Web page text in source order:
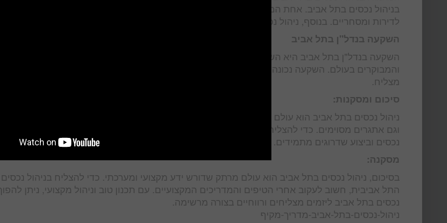
בניהול נכסים בתל אביב. אחת המגמות החשובות היא עליית השכר בעיר תל אביב, שמאופיינת בביקוש
לדירות ומסחריים. בנוסף, ניהול נכסים בתל אביב משתנה בעקבות השינויים הכלכליים והפוליטיים בארץ.
השקעה בנדל"ן בתל אביב
השקעה בנדל"ן בתל אביב היא השקעה מבטיחה ומרתקת. בנדל"ן בתל אביב היא אחת מהשוקים הפורים
והמבוקרים בעולם. השקעה נכונה בנדל"ן בתל אביב עשויה להביא לרווחים גבוהים ולהפוך את הנכס ליזם
מצליח.
סיכום ומסקנות:
ניהול נכסים בתל אביב הוא עולם מרתק ומאתגר כאחד. בניהול נכסים בעיר התל אביבית ישנם יתרונות
וגם אתגרים מסוימים. כדי להצליח בניהול נכסים בתל אביב, חשוב להקפיד על תכנון מדויק, שמירה על
נכסים וביצוע שדרוגים מתמידים. בחירת חברת ניהול מקצועית וניסיון היא צעד חשוב להצלחה בתחום.
מסקנה:
בסיכום, ניהול נכסים בתל אביב הוא עולם מרתק שדורש ידע מקצועי ומערכתי. כדי להצליח בניהול
התל אביבית, חשוב לעקוב אחרי הטיפים והמדריכים המקצועיים. עם תכנון טוב וניהול מקצועי, ניתן
נכסים בתל אביב ליזמים מצליחים ורווחיים בצורה מרשימה.
ניהול-נכסים-בתל-אביב-מדריך-מקיף